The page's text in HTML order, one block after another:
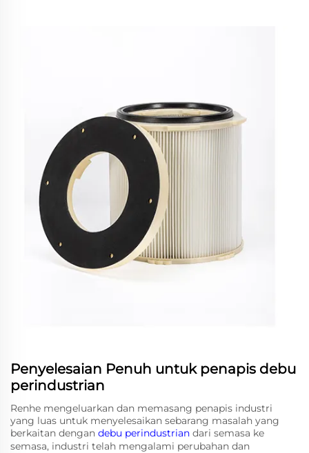
Penyelesaian Penuh untuk penapis debu
perindustrian
Renhe mengeluarkan dan memasang penapis industri
yang luas untuk menyelesaikan sebarang masalah yang
berkaitan dengan debu perindustrian dari semasa ke
semasa, industri telah mengalami perubahan dan